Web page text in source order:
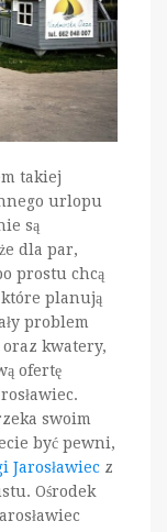
takiej
urlopu
są
dla par,
prostu chcą
które planują
problem
kwatery,
ofertę
swoim
być pewni,
Jarosławiec z
Ośrodek